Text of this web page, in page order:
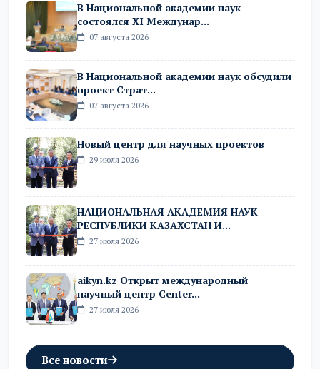
В Национальной академии наук
состоялся XI Междунар...
07 августа 2026
В Национальной академии наук обсудили
проект Страт...
07 августа 2026
Новый центр для научных проектов
29 июля 2026
НАЦИОНАЛЬНАЯ АКАДЕМИЯ НАУК
РЕСПУБЛИКИ КАЗАХСТАН И...
27 июля 2026
aikyn.kz Открыт международный
научный центр Center...
27 июля 2026
Все новости